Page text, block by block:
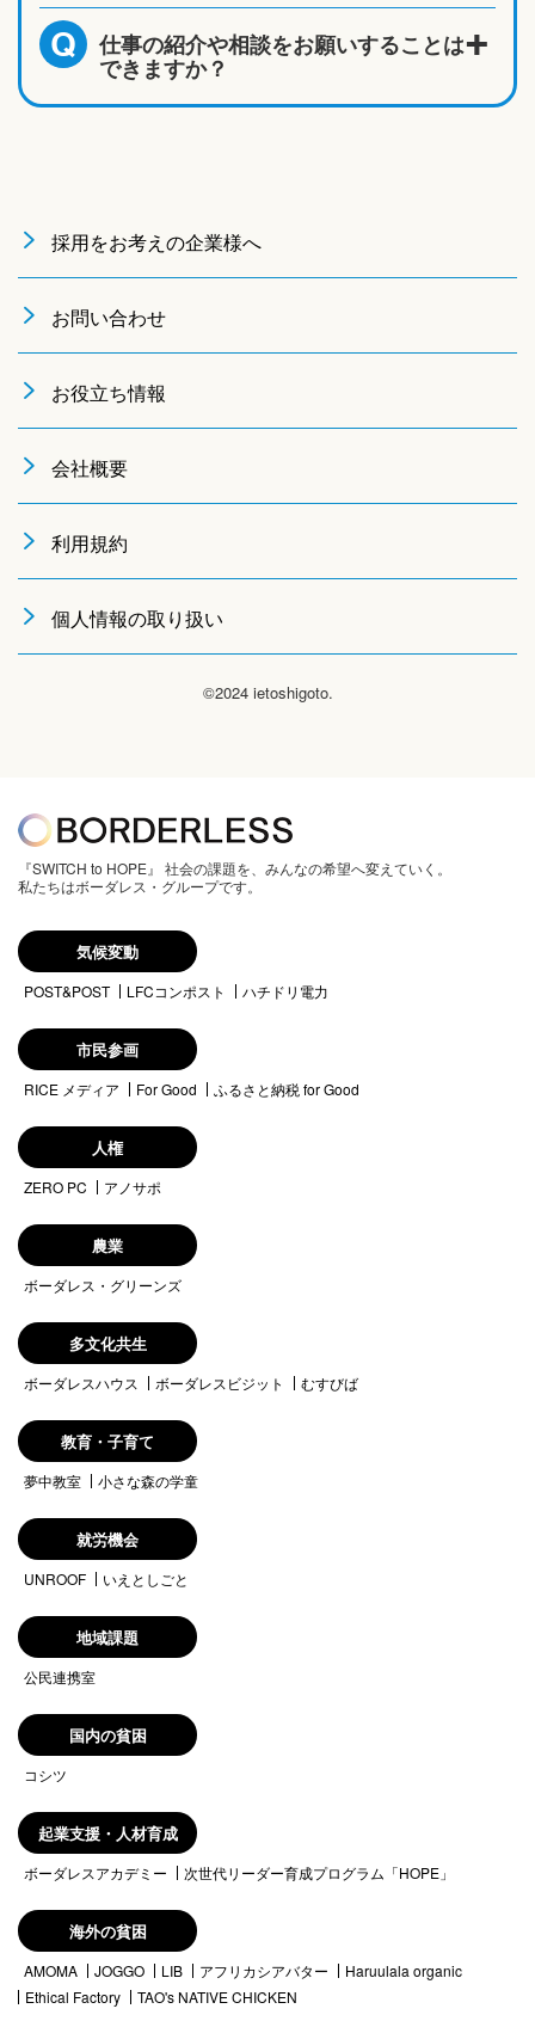
Q 仕事の紹介や相談をお願いすることは
できますか？
採用をお考えの企業様へ
お問い合わせ
お役立ち情報
会社概要
利用規約
個人情報の取り扱い
©2024 ietoshigoto.
『SWITCH to HOPE』 社会の課題を、みんなの希望へ変えていく。
私たちはボーダレス・グループです。
気候変動
POST&POST LFCコンポスト ハチドリ電力
市民参画
RICE メディア For Good ふるさと納税 for Good
人権
ZERO PC アノサポ
農業
ボーダレス・グリーンズ
多文化共生
ボーダレスハウス ボーダレスビジット むすびば
教育・子育て
夢中教室 小さな森の学童
就労機会
UNROOF いえとしごと
地域課題
公民連携室
国内の貧困
コシツ
起業支援・人材育成
ボーダレスアカデミー 次世代リーダー育成プログラム「HOPE」
海外の貧困
AMOMA JOGGO LIB アフリカシアバター
Haruulala organic
Ethical Factory
TAO's NATIVE CHICKEN